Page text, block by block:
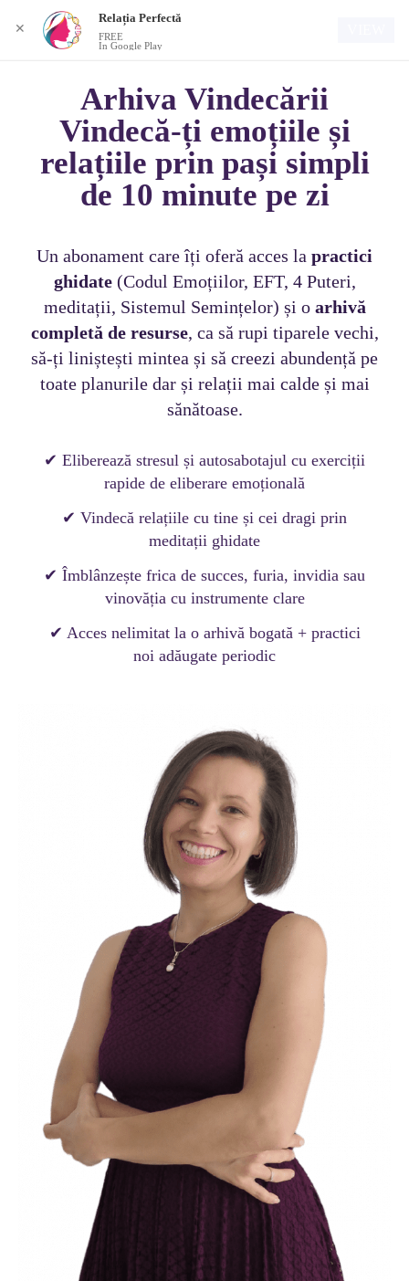
Arhiva Vindecării
Vindecă-ți emoțiile și
relațiile prin pași simpli
de 10 minute pe zi
Un abonament care îți oferă acces la practici
ghidate(Codul Emoțiilor, EFT, 4 Puteri,
meditații, Sistemul Semințelor) și o arhivă
completă de resurse, ca să rupi tiparele vechi,
să-ți liniștești mintea și să creezi abundență pe
toate planurile dar și relații mai calde și mai
sănătoase.
✔ Eliberează stresul și autosabotajul cu exerciții
rapide de eliberare emoțională
✔ Vindecă relațiile cu tine și cei dragi prin
meditații ghidate
✔ Îmblânzește frica de succes, furia, invidia sau
vinovăția cu instrumente clare
✔ Acces nelimitat la o arhivă bogată + practici
noi adăugate periodic
✕
Relația Perfectă
FREE
In Google Play